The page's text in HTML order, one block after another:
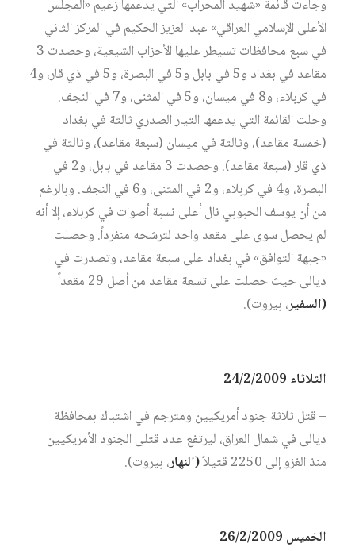
وجاءت قائمة «شهيد المحراب» التي يدعمها زعيم «المجلس
الأعلى الإسلامي العراقي» عبد العزيز الحكيم في المركز الثاني
في سبع محافظات تسيطر عليها الأحزاب الشيعية، وحصدت 3
مقاعد في بغداد و5 في بابل و5 في البصرة، و5 في ذي قار، و4
في كربلاء، و8 في ميسان، و5 في المثنى، و7 في النجف.
وحلت القائمة التي يدعمها التيار الصدري ثالثة في بغداد
(خمسة مقاعد)، وثالثة في ميسان (سبعة مقاعد)، وثالثة في
ذي قار (سبعة مقاعد). وحصدت 3 مقاعد في بابل، و2 في
البصرة، و4 في كربلاء، و2 في المثنى، و6 في النجف. وبالرغم
من أن يوسف الحبوبي نال أعلى نسبة أصوات في كربلاء، إلا أنه
لم يحصل سوى على مقعد واحد لترشحه منفرداً. وحصلت
«جبهة التوافق» في بغداد على سبعة مقاعد، وتصدرت في
ديالى حيث حصلت على تسعة مقاعد من أصل 29 مقعداً
(السفير، بيروت).
الثلاثاء 24/2/2009
– قتل ثلاثة جنود أمريكيين ومترجم في اشتباك بمحافظة
ديالى في شمال العراق، ليرتفع عدد قتلى الجنود الأمريكيين
منذ الغزو إلى 2250 قتيلاً
(النهار، بيروت).
الخميس 26/2/2009